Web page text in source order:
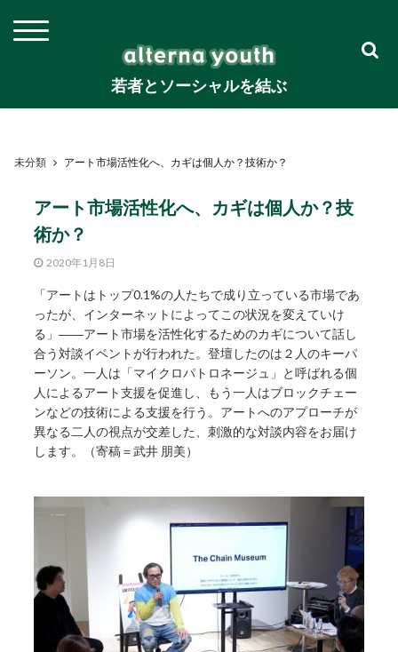
若者とソーシャルを結ぶ
未分類 アート市場活性化へ、カギは個人か？技術か？
アート市場活性化へ、カギは個人か？技
術か？
2020年1月8日
「アートはトップ0.1%の人たちで成り立っている市場であ
ったが、インターネットによってこの状況を変えていけ
る」――アート市場を活性化するためのカギについて話し
合う対談イベントが行われた。登壇したのは２人のキーパ
ーソン。一人は「マイクロパトロネージュ」と呼ばれる個
人によるアート支援を促進し、もう一人はブロックチェー
ンなどの技術による支援を行う。アートへのアプローチが
異なる二人の視点が交差した、刺激的な対談内容をお届け
します。（寄稿＝武井 朋美）